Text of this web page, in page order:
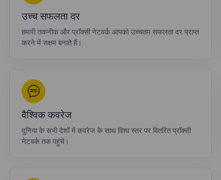
उच्च सफलता दर
हमारी तकनीक और प्रॉक्सी नेटवर्क आपको उच्चतम सफलता दर प्राप्त
करने में सक्षम बनाते हैं।
वैश्विक कवरेज
दुनिया के सभी देशों में कवरेज के साथ विश्व स्तर पर वितरित प्रॉक्सी
नेटवर्क तक पहुंचें।